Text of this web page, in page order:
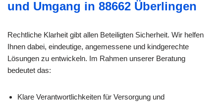
und Umgang in 88662 Überlingen
Rechtliche Klarheit gibt allen Beteiligten Sicherheit. Wir helfen
Ihnen dabei, eindeutige, angemessene und kindgerechte
Lösungen zu entwickeln. Im Rahmen unserer Beratung
bedeutet das:
Klare Verantwortlichkeiten für Versorgung und